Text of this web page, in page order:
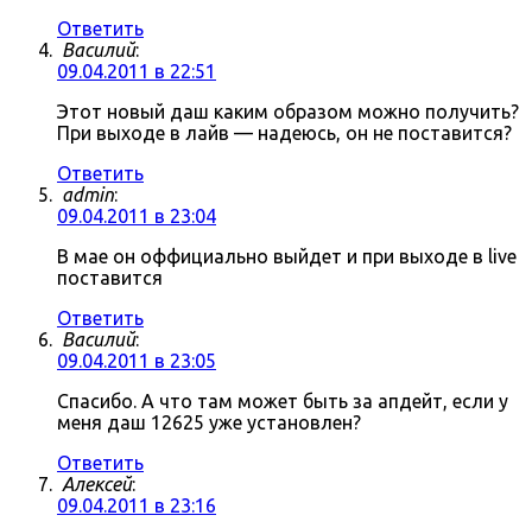
Ответить
Василий:
09.04.2011 в 22:51
Этот новый даш каким образом можно получить?
При выходе в лайв — надеюсь, он не поставится?
Ответить
admin:
09.04.2011 в 23:04
В мае он оффициально выйдет и при выходе в live
поставится
Ответить
Василий:
09.04.2011 в 23:05
Спасибо. А что там может быть за апдейт, если у
меня даш 12625 уже установлен?
Ответить
Алексей:
09.04.2011 в 23:16